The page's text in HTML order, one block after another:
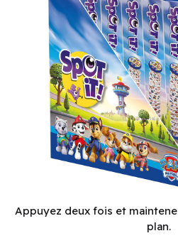
Appuyez deux fois et
plan.